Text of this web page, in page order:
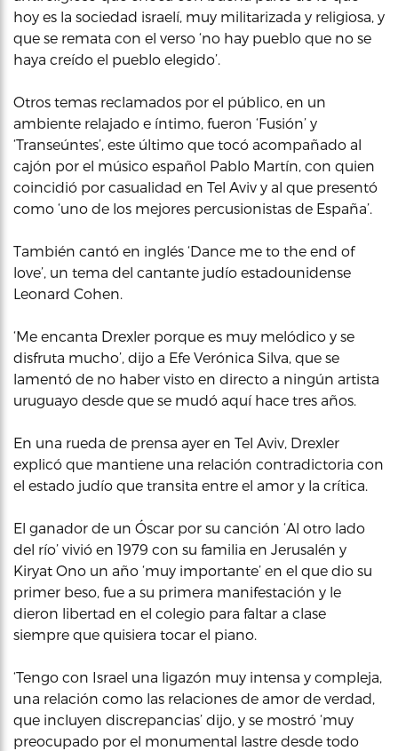
hoy es la sociedad israelí, muy militarizada y religiosa, y
que se remata con el verso ‘no hay pueblo que no se
haya creído el pueblo elegido’.
Otros temas reclamados por el público, en un
ambiente relajado e íntimo, fueron ‘Fusión’ y
‘Transeúntes’, este último que tocó acompañado al
cajón por el músico español Pablo Martín, con quien
coincidió por casualidad en Tel Aviv y al que presentó
como ‘uno de los mejores percusionistas de España’.
También cantó en inglés ‘Dance me to the end of
love’, un tema del cantante judío estadounidense
Leonard Cohen.
‘Me encanta Drexler porque es muy melódico y se
disfruta mucho’, dijo a Efe Verónica Silva, que se
lamentó de no haber visto en directo a ningún artista
uruguayo desde que se mudó aquí hace tres años.
En una rueda de prensa ayer en Tel Aviv, Drexler
explicó que mantiene una relación contradictoria con
el estado judío que transita entre el amor y la crítica.
El ganador de un Óscar por su canción ‘Al otro lado
del río’ vivió en 1979 con su familia en Jerusalén y
Kiryat Ono un año ‘muy importante’ en el que dio su
primer beso, fue a su primera manifestación y le
dieron libertad en el colegio para faltar a clase
siempre que quisiera tocar el piano.
‘Tengo con Israel una ligazón muy intensa y compleja,
una relación como las relaciones de amor de verdad,
que incluyen discrepancias’ dijo, y se mostró ‘muy
preocupado por el monumental lastre desde todo